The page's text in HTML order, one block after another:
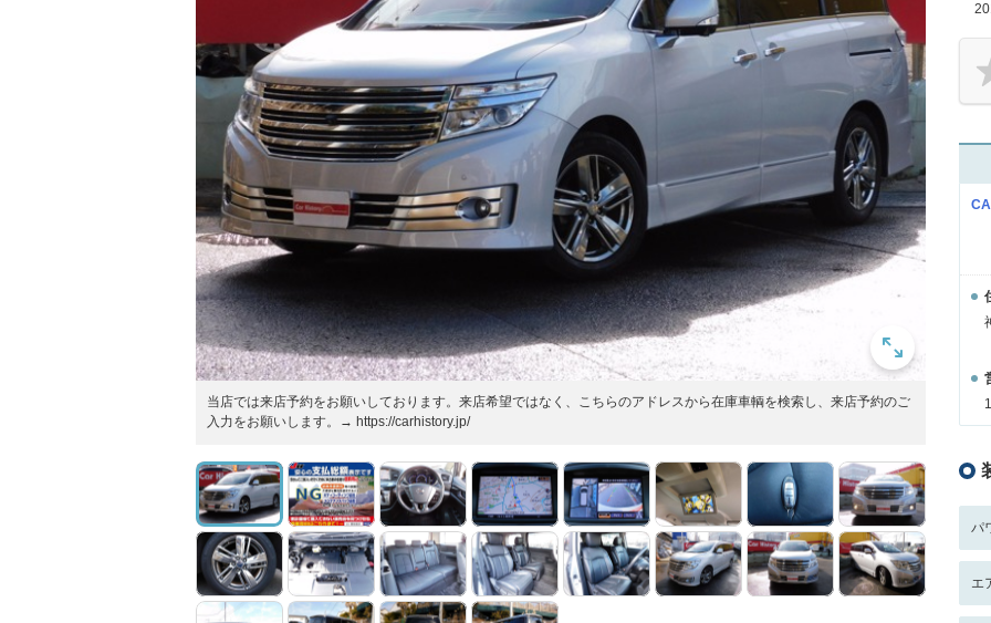
当店では来店予約をお願いしております。来店希望ではなく、こちらのアドレスから在庫車輌を検索し、来店予約のご
入力をお願いします。→ https://carhistory.jp/
パ
エ